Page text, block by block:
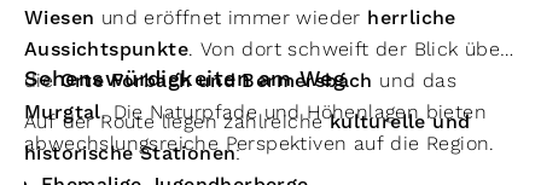
Wiesen und eröffnet immer wieder herrliche
Aussichtspunkte. Von dort schweift der Blick über
dieOrte Forbach und Bermersbach und das
Murgtal. Die Naturpfade und Höhenlagen bieten
abwechslungsreiche Perspektiven auf die Region.
Sehenswürdigkeiten am Weg
Auf der Route liegen zahlreichekulturelle und
historische Stationen: